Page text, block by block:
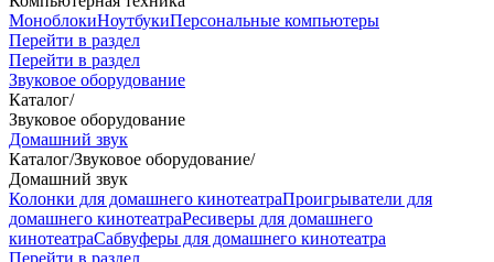
МоноблокиНоутбукиПерсональные компьютеры
Перейти в раздел
Перейти в раздел
Звуковое оборудование
Каталог/
Звуковое оборудование
Домашний звук
Каталог/Звуковое оборудование/
Домашний звук
Колонки для домашнего кинотеатраПроигрыватели для
домашнего кинотеатраРесиверы для домашнего
кинотеатраСабвуферы для домашнего кинотеатра
Перейти в раздел